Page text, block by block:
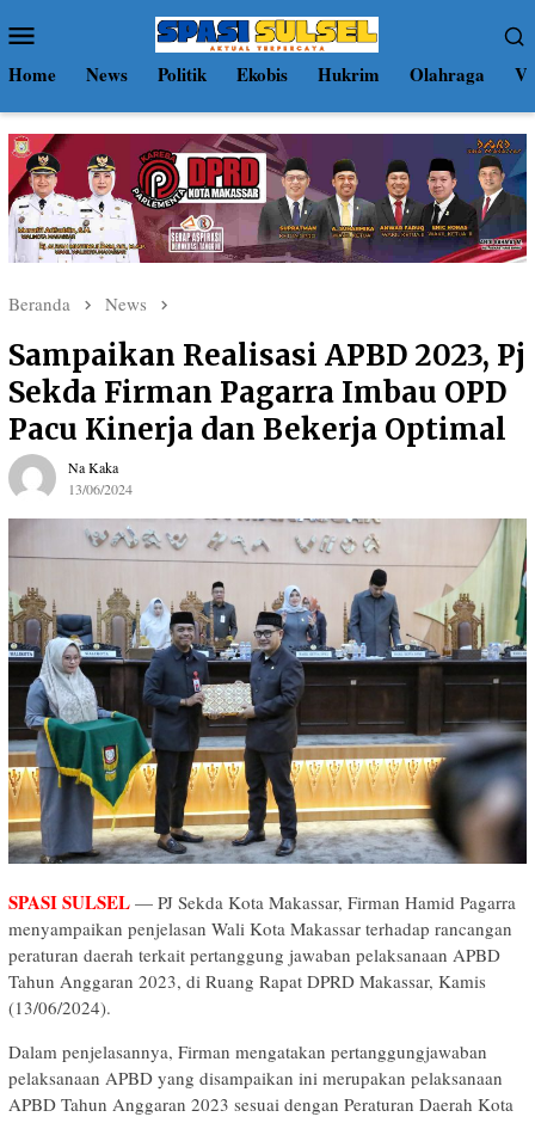
ke
kontenMobile
Home News Politik Ekobis Hukrim Olahraga
Beranda News
Sampaikan Realisasi APBD 2023, Pj
Sekda Firman Pagarra Imbau OPD
Pacu Kinerja dan Bekerja Optimal
Na Kaka
13/06/2024
SPASI SULSEL — PJ Sekda Kota Makassar, Firman Hamid Pagarra
menyampaikan penjelasan Wali Kota Makassar terhadap rancangan
peraturan daerah terkait pertanggung jawaban pelaksanaan APBD
Tahun Anggaran 2023, di Ruang Rapat DPRD Makassar, Kamis
(13/06/2024).
Dalam penjelasannya, Firman mengatakan pertanggungjawaban
pelaksanaan APBD yang disampaikan ini merupakan pelaksanaan
APBD Tahun Anggaran 2023 sesuai dengan Peraturan Daerah Kota